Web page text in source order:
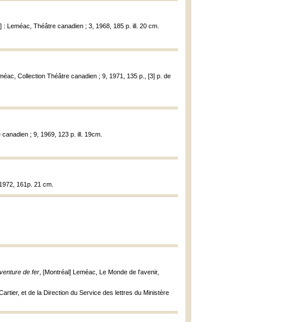
: Leméac, Théâtre canadien ; 3, 1968, 185 p. ill. 20 cm.
Collection Théâtre canadien ; 9, 1971, 135 p., [3] p. de
; 9, 1969, 123 p. ill. 19cm.
161p. 21 cm.
de fer , [Montréal] Leméac, Le Monde de l'avenir,
et de la Direction du Service des lettres du Ministère